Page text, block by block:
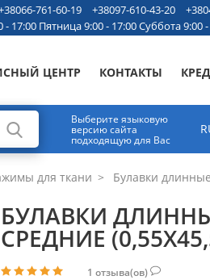
761-60-19 +38097-610-43-20
Пятница 9:00 - 17:00 Суббота 9:00
ЦЕНТР КОНТАКТЫ
Выберите языковую
версию сайта
подходящую для Вас
для ткани Булавки
БУЛАВКИ
СРЕДНИЕ
1 отзыва(ов)